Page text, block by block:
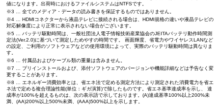
値になります。出荷時におけるファイルシステムはNTFSです。
※3 … 全てのメディア・データの読み書きを保証するものではありません。
※4 … HDMIコネクターから液晶テレビに接続される場合は、HDMI規格の違いや液晶テレビの
対応解像度により正常に表示されない場合がございます。
※5 … バッテリ駆動時間は、一般社団法人電子情報技術産業協会のJEITAバッテリ動作時間測
定法(Ver.2.0)に基づいて測定しためやすの時間です。 画面輝度、省電力やワイヤレスLANなど
の設定、ご利用のソフトウェアなどの使用環境によって、実際のバッテリ駆動時間は異なりま
す。
※6 … 付属品およびケーブル類の重量は含みません。
※7 … プリインストールおよび、添付ソフトウェアのバージョンや機能詳細などは予告なく変
更することがあります。
※8 … エネルギー消費効率とは、省エネ法で定める測定方法により測定された消費電力を省エ
ネ法で定める複合理論性能(単位：ギガ演算)で除したものです。省エネ基準達成率を示し、 達
成率が100%を超えるものは、次の表示語で示しております。(A)達成基準100%以上200%未
満、(AA)200%以上500%未満、(AAA)500%以上を示します。